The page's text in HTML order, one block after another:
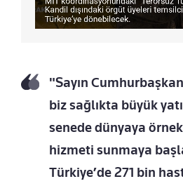
"Sayın
biz sağlıkta büyük
senede dünyaya
hizmeti sunmaya
Türkiye’de 271 bin